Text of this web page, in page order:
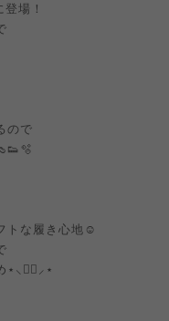
場！
ので
トな履き心地☺️
⋆⸜🙆‍♀️⸝‍⋆